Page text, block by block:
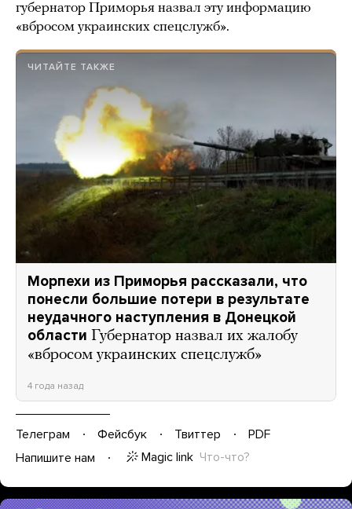
губернатор Приморья назвал эту информацию
«вбросом украинских спецслужб».
ЧИТАЙТЕ ТАКЖЕ
Морпехи из Приморья рассказали, что
понесли большие потери в результате
неудачного наступления в Донецкой
области Губернатор назвал их жалобу
«вбросом украинских спецслужб»
4 года назад
Телеграм Фейсбук Твиттер
PDF
Напишите нам
Magic link Что-что?